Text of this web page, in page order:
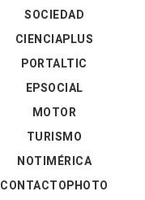
SOCIEDAD
CIENCIAPLUS
PORTALTIC
EPSOCIAL
MOTOR
TURISMO
NOTIMÉRICA
CONTACTOPHOTO